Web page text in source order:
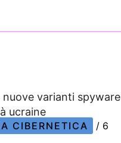
nuove varianti spyware
ucraine
CIBERNETICA / 6